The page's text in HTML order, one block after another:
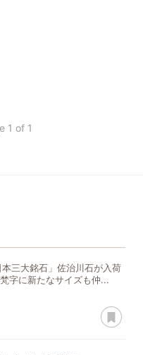
1 of 1
三大銘石」佐治川石が入荷
字に新たなサイズも仲...